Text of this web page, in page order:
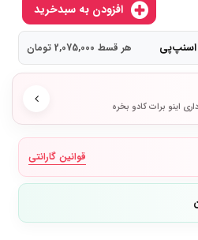
اسنپ‌پی هر قسط 2,075,000 تومان
اینو برات کادو بخره
قوانین گارانتی